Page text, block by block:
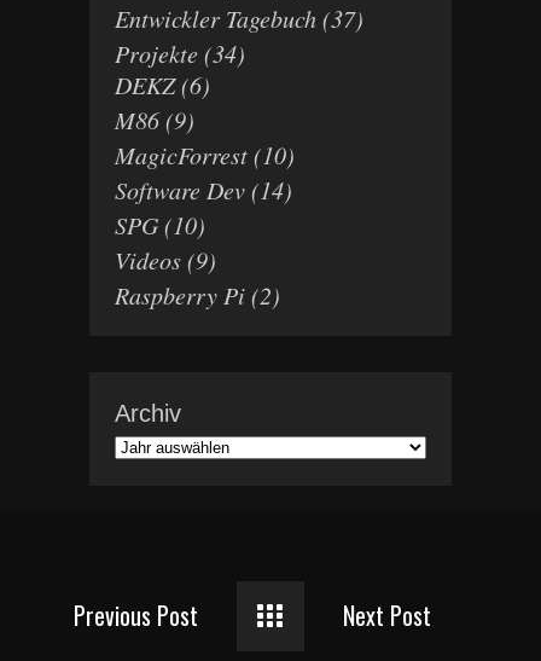
Entwickler Tagebuch(37)
Projekte(34)
DEKZ(6)
M86(9)
MagicForrest(10)
Software Dev(14)
SPG(10)
Videos(9)
Raspberry Pi(2)
Archiv
Previous Post Next Post